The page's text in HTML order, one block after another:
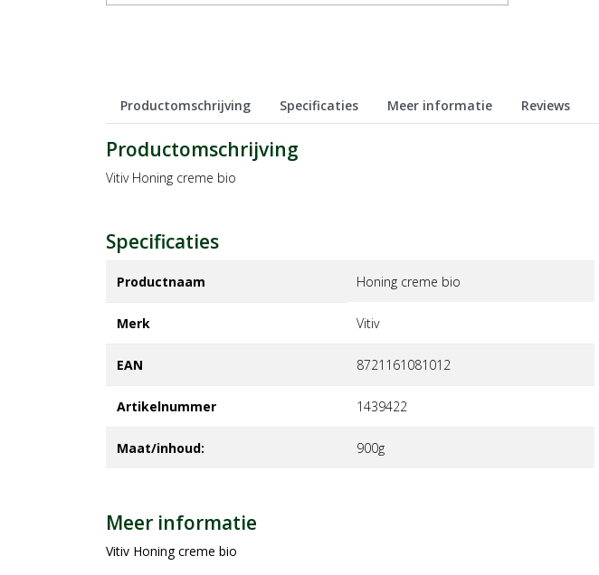
Productomschrijving Specificaties Meer informatie Reviews
Productomschrijving
Vitiv Honing creme bio
Specificaties
Productnaam Honing creme bio
Merk vitiv
EAN 8721161081012
Artikelnummer 1439422
Maat/inhoud: 900g
Meer informatie
Vitiv Honing creme bio